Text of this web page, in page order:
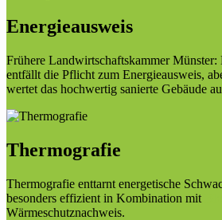
Energieausweis
Frühere Landwirtschaftskammer
entfällt die Pflicht zum Energieausweis,
wertet das hochwertig sanierte Gebäude
Thermografie
Thermografie enttarnt energetische
besonders effizient in Kombination mit
Wärmeschutznachweis.